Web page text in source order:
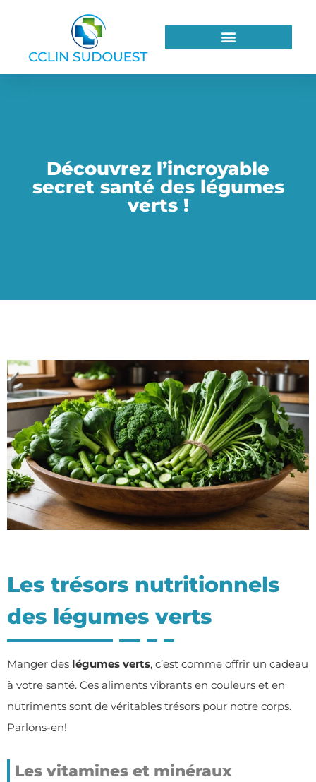
Découvrez l’incroyable
secret santé des légumes
verts !
Les trésors nutritionnels
des légumes verts
Manger des légumes verts, c’est comme offrir un cadeau
à votre santé. Ces aliments vibrants en couleurs et en
nutriments sont de véritables trésors pour notre corps.
Parlons-en!
Les vitamines et minéraux